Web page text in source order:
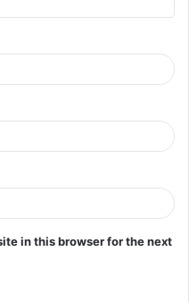
in this browser for the next